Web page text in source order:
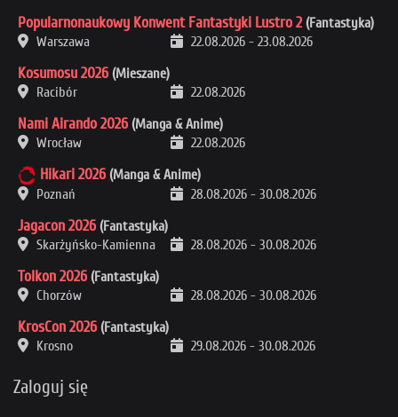
Popularnonaukowy Konwent Fantastyki Lustro 2 (Fantastyka)
Warszawa
22.08.2026 - 23.08.2026
Kosumosu 2026 (Mieszane)
Racibór
22.08.2026
Nami Airando 2026 (Manga & Anime)
Wrocław
22.08.2026
Hikari 2026 (Manga & Anime)
Poznań
28.08.2026 - 30.08.2026
Jagacon 2026 (Fantastyka)
Skarżyńsko-Kamienna
28.08.2026 - 30.08.2026
Tolkon 2026 (Fantastyka)
Chorzów
28.08.2026 - 30.08.2026
KrosCon 2026 (Fantastyka)
Krosno
29.08.2026 - 30.08.2026
Zaloguj się